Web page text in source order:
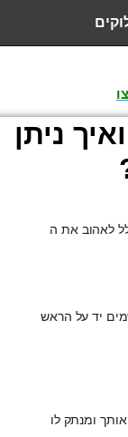
לאהוב את ה
יד על הראש
ומנתק לו
ניתן